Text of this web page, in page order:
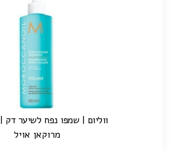
ווליום | שמפו נפח לשיער דק | 500 מ"ל
מרוקאן אויל